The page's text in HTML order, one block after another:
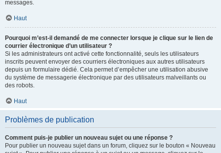
messages.
Haut
Pourquoi m’est-il demandé de me connecter lorsque je clique sur le lien de
courrier électronique d’un utilisateur ?
Si les administrateurs ont activé cette fonctionnalité, seuls les utilisateurs
inscrits peuvent envoyer des courriers électroniques aux autres utilisateurs
depuis un formulaire dédié. Cela permet d’empêcher une utilisation abusive
du système de messagerie électronique par des utilisateurs malveillants ou
des robots.
Haut
Problèmes de publication
Comment puis-je publier un nouveau sujet ou une réponse ?
Pour publier un nouveau sujet dans un forum, cliquez sur le bouton « Nouveau